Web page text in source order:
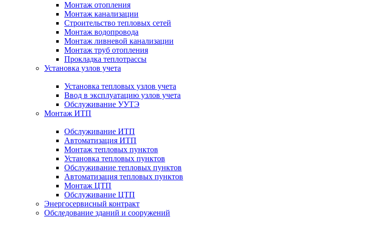
Монтаж отопления
Монтаж канализации
Строительство тепловых сетей
Монтаж водопровода
Монтаж ливневой канализации
Монтаж труб отопления
Прокладка теплотрассы
Установка узлов учета
Установка тепловых узлов учета
Ввод в эксплуатацию узлов учета
Обслуживание УУТЭ
Монтаж ИТП
Обслуживание ИТП
Автоматизация ИТП
Монтаж тепловых пунктов
Установка тепловых пунктов
Обслуживание тепловых пунктов
Автоматизация тепловых пунктов
Монтаж ЦТП
Обслуживание ЦТП
Энергосервисный контракт
Обследование зданий и сооружений